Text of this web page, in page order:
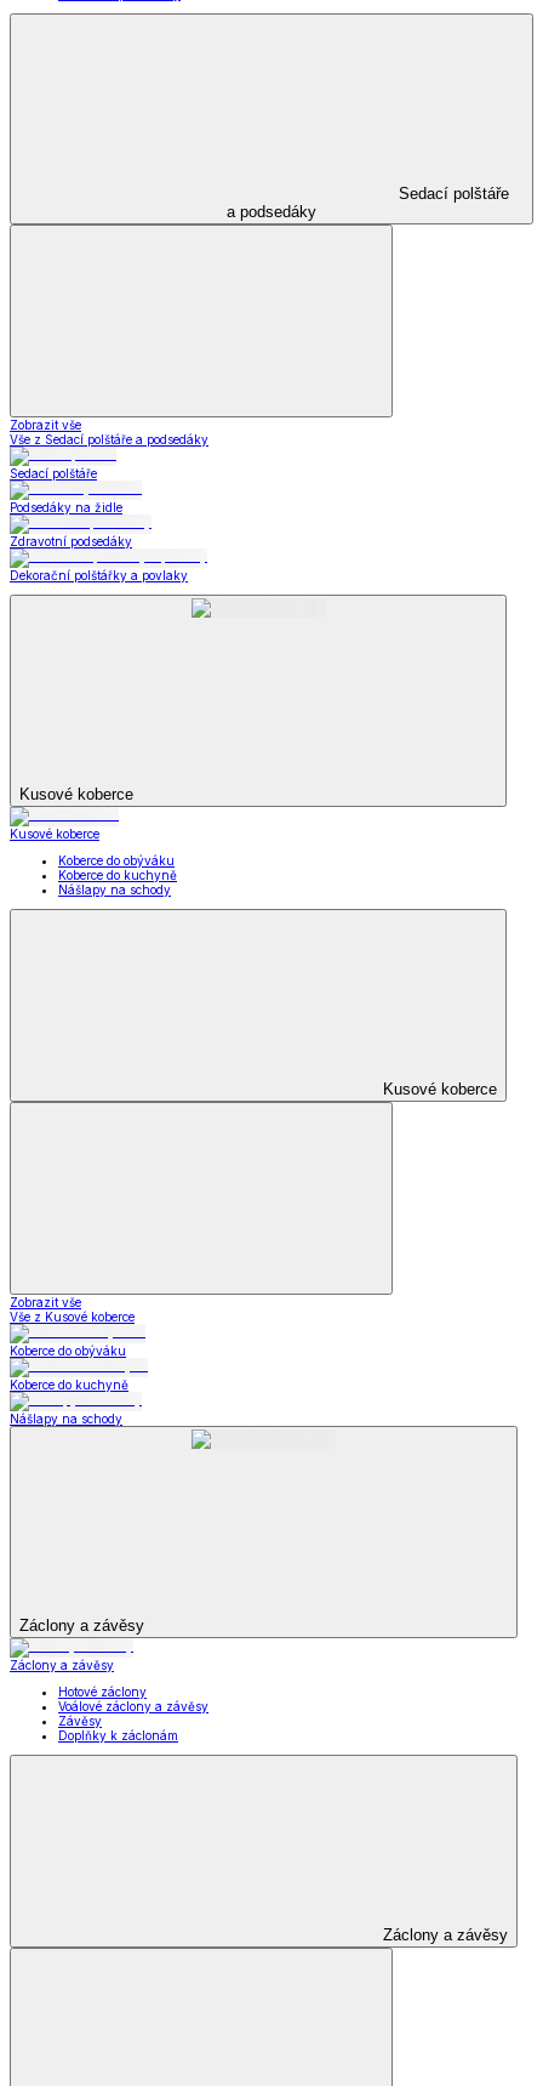
Sedací polštáře
a podsedáky
Zobrazit vše
Vše z Sedací polštáře a podsedáky
Sedací polštáře
Podsedáky na židle
Zdravotní podsedáky
Dekorační polštářky a povlaky
Kusové koberce
Kusové koberce
Koberce do obýváku
Koberce do kuchyně
Nášlapy na schody
Kusové koberce
Zobrazit vše
Vše z Kusové koberce
Koberce do obýváku
Koberce do kuchyně
Nášlapy na schody
Záclony a závěsy
Záclony a závěsy
Hotové záclony
Voálové záclony a závěsy
Závěsy
Doplňky k záclonám
Záclony a závěsy